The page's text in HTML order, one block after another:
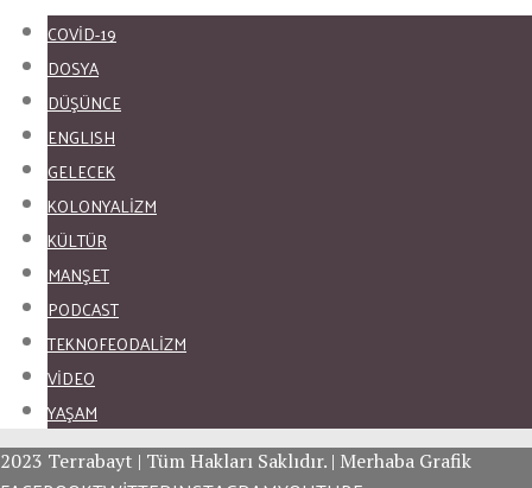
COVID-19
DOSYA
DÜŞÜNCE
ENGLISH
GELECEK
KOLONYALİZM
KÜLTÜR
MANŞET
PODCAST
TEKNOFEODALİZM
VİDEO
YAŞAM
2023 Terrabayt | Tüm Hakları Saklıdır. | Merhaba Grafik